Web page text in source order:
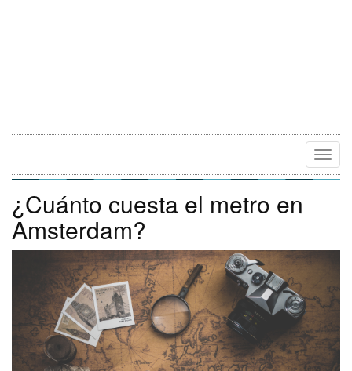
¿Cuánto cuesta el metro en
Amsterdam?